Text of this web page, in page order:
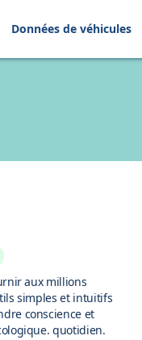
Données de véhicules
aux millions
simples et intuitifs
conscience et
quotidien.